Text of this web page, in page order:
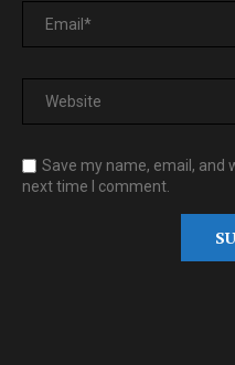
Save my name, email, and
next time I comment.